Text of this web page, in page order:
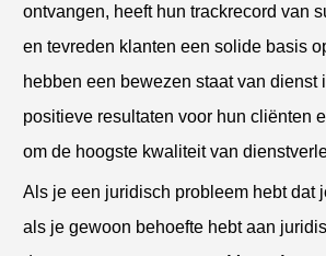
ontvangen, heeft hun trackrecord van
en tevreden klanten een solide basis
hebben een bewezen staat van dienst
positieve resultaten voor hun cliënten
om de hoogste kwaliteit van
Als je een juridisch probleem hebt dat
als je gewoon behoefte hebt aan